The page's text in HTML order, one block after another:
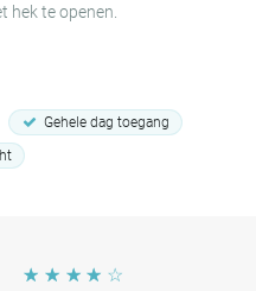
of andere delen van Brussel
te reserveren bij Parking
en ervaar het gemak van
hek te openen.
Gehele dag toegang
☆ ☆ ☆ ☆ ☆